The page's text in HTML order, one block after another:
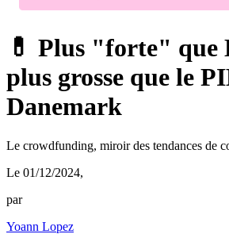
💊 Plus "forte" que
plus grosse que le
Danemark
Le crowdfunding, miroir des tendances de
Le 01/12/2024,
par
Yoann Lopez